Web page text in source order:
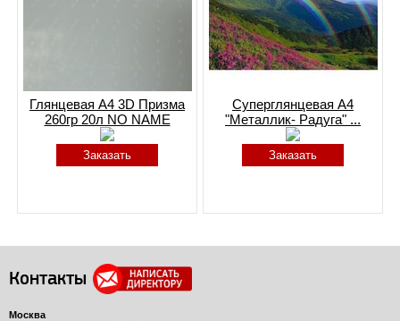
Глянцевая A4 3D Призма
260гр 20л NO NAME
Заказать
Суперглянцевая А4
"Металлик- Радуга" ...
Заказать
Контакты
Москва